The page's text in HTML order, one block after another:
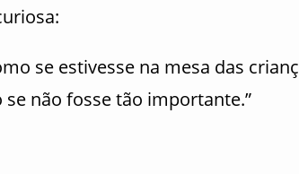
se estivesse na mesa das
se não fosse tão importante.”